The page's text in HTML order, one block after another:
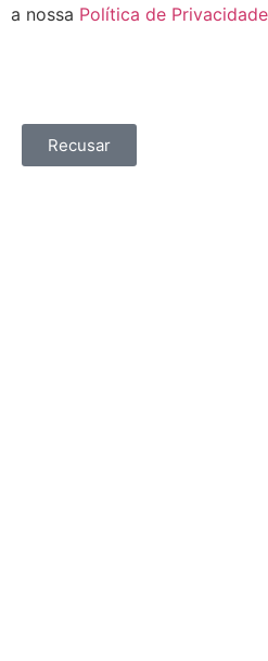
a nossa Política de
Recusar